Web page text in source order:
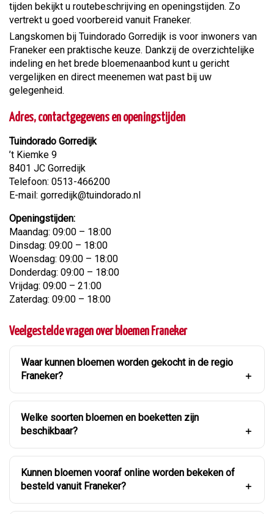
tijden bekijkt u routebeschrijving en openingstijden. Zo
vertrekt u goed voorbereid vanuit Franeker.
Langskomen bij Tuindorado Gorredijk is voor inwoners van
Franeker een praktische keuze. Dankzij de overzichtelijke
indeling en het brede bloemenaanbod kunt u gericht
vergelijken en direct meenemen wat past bij uw
gelegenheid.
Adres, contactgegevens en openingstijden
Tuindorado Gorredijk
’t Kiemke 9
8401 JC Gorredijk
Telefoon: 0513-466200
E-mail: gorredijk@tuindorado.nl
Openingstijden:
Maandag: 09:00 – 18:00
Dinsdag: 09:00 – 18:00
Woensdag: 09:00 – 18:00
Donderdag: 09:00 – 18:00
Vrijdag: 09:00 – 21:00
Zaterdag: 09:00 – 18:00
Veelgestelde vragen over bloemen Franeker
Waar kunnen bloemen worden gekocht in de regio
Franeker?
Welke soorten bloemen en boeketten zijn
beschikbaar?
Kunnen bloemen vooraf online worden bekeken of
besteld vanuit Franeker?